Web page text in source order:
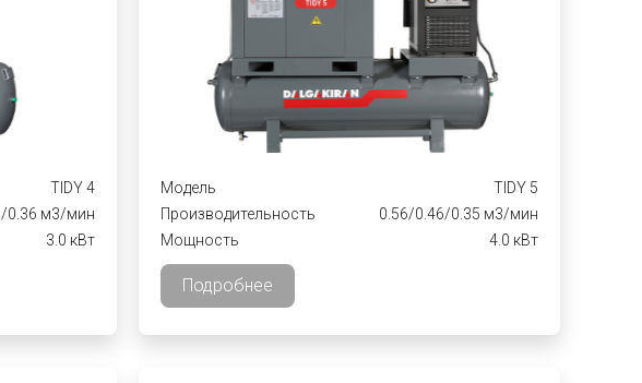
TIDY 4
0.36 м3/мин
3.0 кВт
Модель
TIDY 5
Производительность
0.56/0.46/0.35 м3/мин
Мощность
4.0 кВт
Подробнее